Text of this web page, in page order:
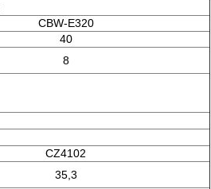
CBW-E320
40
8
CZ4102
35,3